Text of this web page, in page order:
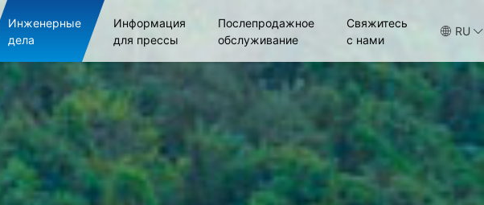
Инженерные
дела
Информация
для прессы
Послепродажное
обслуживание
Свяжитесь
с нами
RU